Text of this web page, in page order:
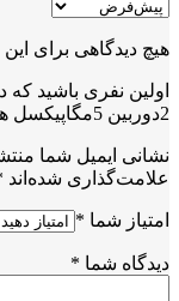
هیچ دیدگاهی برای
اولین نفری باشید که
2دوربین 5مگاپیکسل هیکان کد184”
نشانی ایمیل شما
علامت‌گذاری شده‌اند
امتیاز شما *
دیدگاه شما *